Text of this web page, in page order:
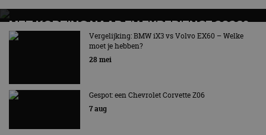
MET KORTING NAAR EV EXPERIENCE 2026?
AUTORAI REGELT HET!
EV Experience 2026 van 24 tot 26 september
Vergelijking: BMW iX3 vs Volvo EX60 – Welke
moet je hebben?
28 mei
Gespot: een Chevrolet Corvette Z06
7 aug